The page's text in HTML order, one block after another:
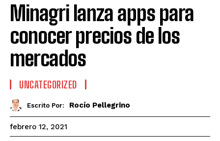
Minagri lanza apps para
conocer precios de los
mercados
UNCATEGORIZED
Escrito Por: Rocío Pellegrino
febrero 12, 2021